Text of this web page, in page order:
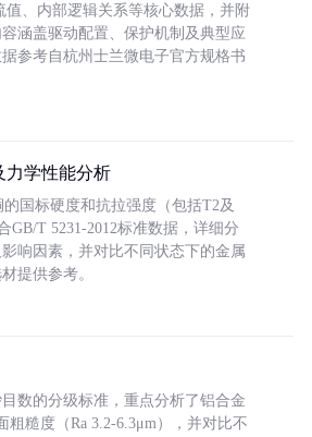
值、内部逻辑关系等核心数据，并附
涵盖驱动配置、保护机制及典型应
参考自杭州士兰微电子官方规格书
力学性能分析
国标硬度和抗拉强度（包括T2及
GB/T 5231-2012标准数据，详细分
响因素，并对比不同状态下的金属
提供参考。
数的分级标准，重点分析了铝合金
粗糙度（Ra 3.2-6.3μm），并对比不